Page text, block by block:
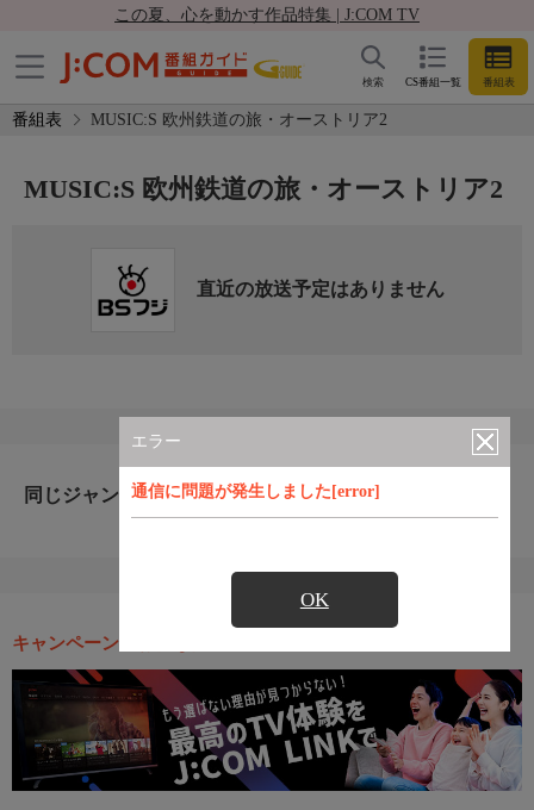
この夏、心を動かす作品特集 | J:COM TV
CS番組一覧 番組表
検索
番組表 MUSIC:S 欧州鉄道の旅・オーストリア2
エラー
通信に問題が発生しました[error]
OK
MUSIC:S 欧州鉄道の旅・オーストリア2
直近の放送予定はありません
同じジャンルのおすすめ番組
キャンペーン・お得な情報